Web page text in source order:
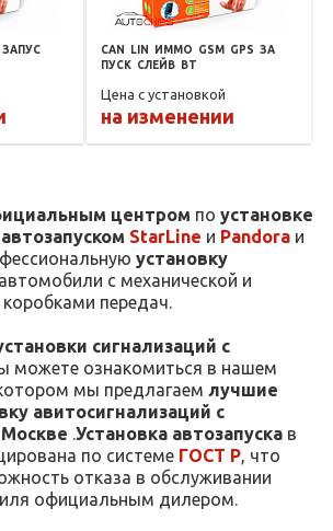
ЗАПУС
CAN LIN ИММО GSM GPS ЗА
ПУСК СЛЕЙВ BT
Цена с установкой
на изменении
центром по установке
StarLine и Pandora и
установку
с механической и
передач.
сигнализаций с
можете ознакомиться в нашем
мы предлагаем лучшие
авитосигнализаций с
Москве .Установка автозапуска в
по системе ГОСТ Р, что
отказа в обслуживании
официальным дилером.